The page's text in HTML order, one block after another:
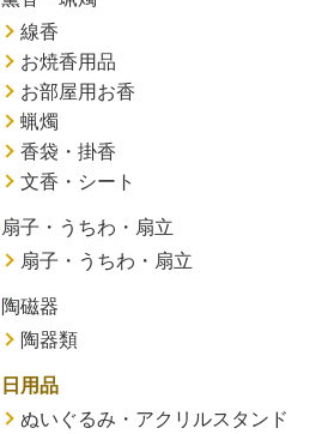
線香
お焼香用品
お部屋用お香
蝋燭
香袋・掛香
文香・シート
扇子・うちわ・扇立
扇子・うちわ・扇立
陶磁器
陶器類
日用品
ぬいぐるみ・アクリルスタンド